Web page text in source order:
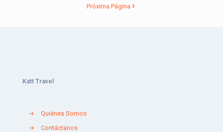
Próxima Página
Katt Travel
→
Quiénes Somos
→
Contáctanos